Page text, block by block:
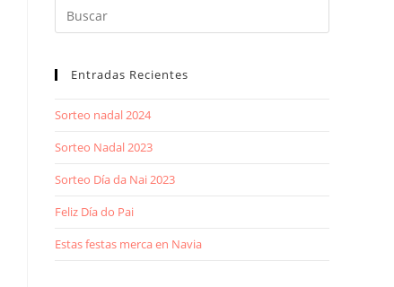
Entradas Recientes
Sorteo nadal 2024
Sorteo Nadal 2023
Sorteo Día da Nai 2023
Feliz Día do Pai
Estas festas merca en Navia